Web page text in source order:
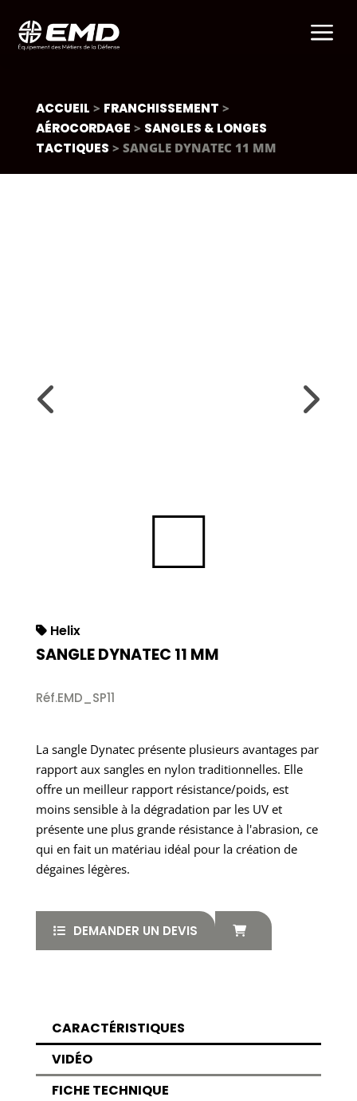
a
ACCUEIL > FRANCHISSEMENT >
AÉROCORDAGE > SANGLES & LONGES
TACTIQUES > SANGLE DYNATEC 11 MM
Helix
SANGLE DYNATEC 11 MM
Réf.EMD_SP11
La sangle Dynatec présente plusieurs avantages par
rapport aux sangles en nylon traditionnelles. Elle
offre un meilleur rapport résistance/poids, est
moins sensible à la dégradation par les UV et
présente une plus grande résistance à l'abrasion, ce
qui en fait un matériau idéal pour la création de
dégaines légères.
DEMANDER UN DEVIS
CARACTÉRISTIQUES
VIDÉO
FICHE TECHNIQUE